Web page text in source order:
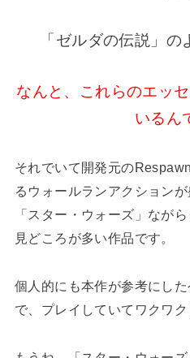
「ゼルダの伝説」の
なんと、これらのエッ
いるん
それでいて開発元の
るウォールランアクション
「スター・ウォーズ」なが
見どころが多い作品です。
個人的にも本作が参考にし
で、プレイしていてワクワク